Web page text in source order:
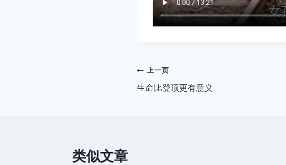
文
章
上一页
生命比登顶更有意义
类似文章